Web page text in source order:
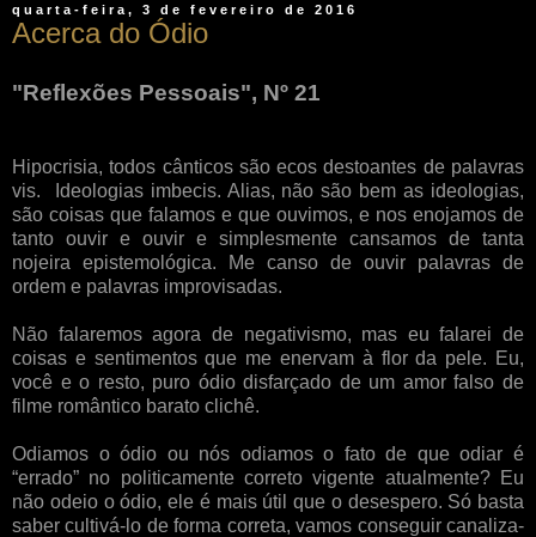
quarta-feira, 3 de fevereiro de 2016
Acerca do Ódio
"Reflexões Pessoais", Nº 21
Hipocrisia, todos cânticos são ecos destoantes de palavras
vis. Ideologias imbecis. Alias, não são bem as ideologias,
são coisas que falamos e que ouvimos, e nos enojamos de
tanto ouvir e ouvir e simplesmente cansamos de tanta
nojeira epistemológica. Me canso de ouvir palavras de
ordem e palavras improvisadas.
Não falaremos agora de negativismo, mas eu falarei de
coisas e sentimentos que me enervam à flor da pele. Eu,
você e o resto, puro ódio disfarçado de um amor falso de
filme romântico barato clichê.
Odiamos o ódio ou nós odiamos o fato de que odiar é
“errado” no politicamente correto vigente atualmente? Eu
não odeio o ódio, ele é mais útil que o desespero. Só basta
saber cultivá-lo de forma correta, vamos conseguir canaliza-